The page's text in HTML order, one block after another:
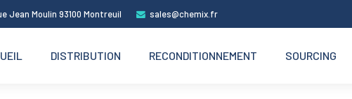
Jean Moulin 93100 Montreuil sales@chemix.fr
DISTRIBUTION RECONDITIONNEMENT SOURCING